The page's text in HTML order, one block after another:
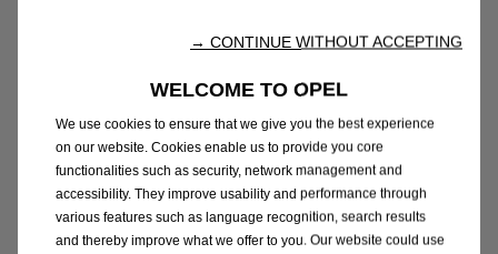
أوبل كورسا MY19
إعلانات المطابقة
CONTINUE WITHOUT ACCEPTING →
WELCOME TO OPEL
We use cookies to ensure that we give you the best experience
on our website. Cookies enable us to provide you core
functionalities such as security, network management and
accessibility. They improve usability and performance through
various features such as language recognition, search results
and thereby improve what we offer to you. Our website could use